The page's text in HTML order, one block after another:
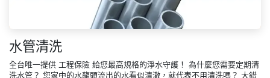
水管清洗
全台唯一提供 工程保險 給您最高規格的淨水守護！ 為什麼您需要定期清
洗水管？ 您家中的水龍頭流出的水看似清澈，就代表不用清洗嗎？ 大錯